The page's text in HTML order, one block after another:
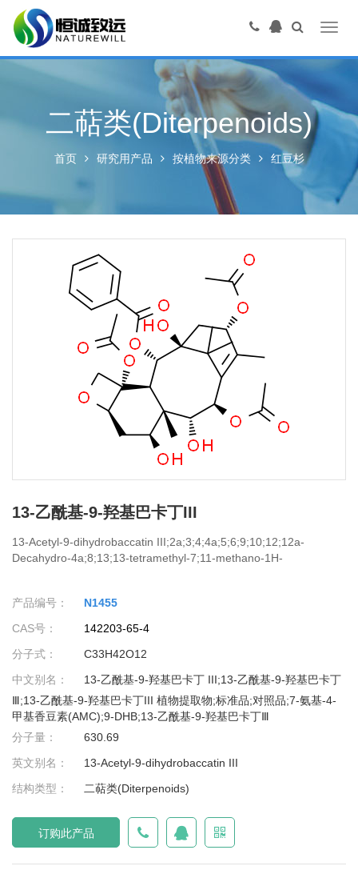
二萜类(Diterpenoids)
首页 研究用产品 按植物来源分类 红豆杉
13-乙酰基-9-羟基巴卡丁III
13-Acetyl-9-dihydrobaccatin III;2a;3;4;4a;5;6;9;10;12;12a-
Decahydro-4a;8;13;13-tetramethyl-7;11-methano-1H-
12-benzoate;10-DAB-Ⅲ;13-Acetyl-9-Dihydrobaccatin-III;9-DHB;9-
DIHYDRO-13-ACETYL BACCATIN III(9-DHB);ACETYL-9-
DIHYDROBACCATIN III; 13-(P);9-dihydro-13-acetylbaccatinIII;7;9-
Dideacetyl baccatin VI;7-AMino-4-MethylcouMarin;9-dehydro-13-
产品编号：
N1455
CAS号：
142203-65-4
分子式：
C33H42O12
中文别名：
13-乙酰基-9-羟基巴卡丁 III;13-乙酰基-9-羟基巴卡丁
Ⅲ;13-乙酰基-9-羟基巴卡丁III 植物提取物;标准品;对照品;7-氨基-4-
甲基香豆素(AMC);9-DHB;13-乙酰基-9-羟基巴卡丁Ⅲ
分子量：
630.69
英文别名：
13-Acetyl-9-dihydrobaccatin III
结构类型：
二萜类(Diterpenoids)
订购此产品